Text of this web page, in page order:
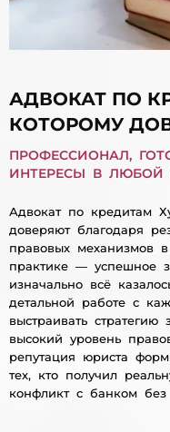
АДВОКАТ ПО
КОТОРОМУ
ПРОФЕССИОНАЛ,
ИНТЕРЕСЫ В ЛЮБОЙ
Адвокат по кредитам
доверяют благодаря
правовых механизмов
практике — успешное
изначально всё
детальной работе с
выстраивать
высокий уровень
репутация юриста
тех, кто получил
конфликт с банком без